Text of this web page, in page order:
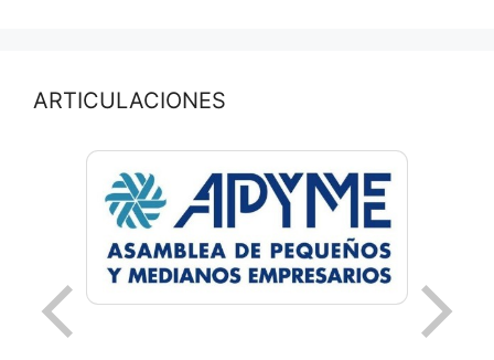
ARTICULACIONES